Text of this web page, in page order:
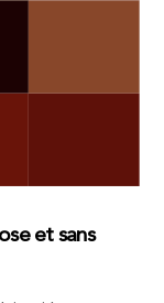
et sans